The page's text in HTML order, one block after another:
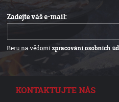
Zadejte váš e-mail:
Beru na vědomízpracování osobních
KONTAKTUJTE NÁS